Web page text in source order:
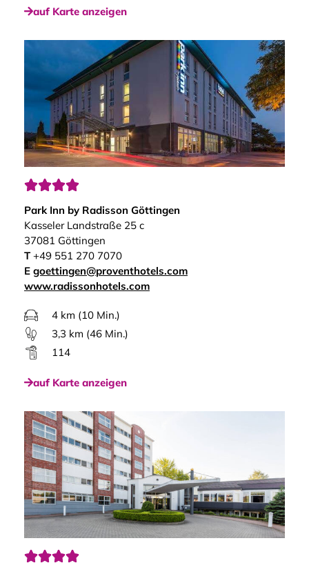
auf Karte anzeigen

Park Inn by Radisson Göttingen
Kasseler Landstraße 25 c
37081 Göttingen
T+49 551 270 7070
E goettingen@proventhotels.com
www.radissonhotels.com
4 km (10 Min.)
3,3 km (46 Min.)
114
auf Karte anzeigen
